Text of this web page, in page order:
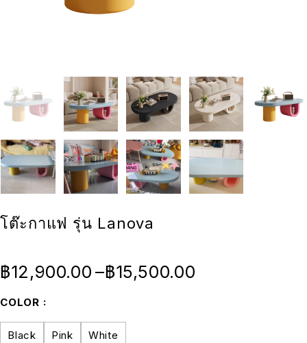
โต๊ะกาแฟ รุ่น Lanova
฿12,900.00 –฿15,500.00
COLOR
Black Pink White